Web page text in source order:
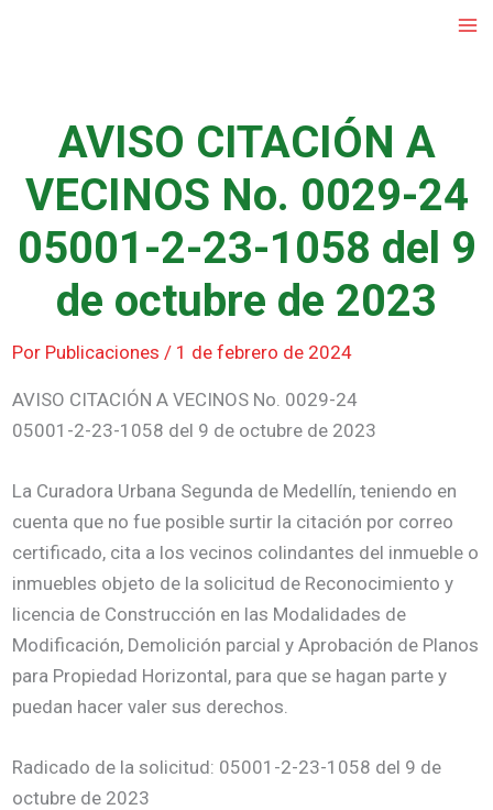
AVISO CITACIÓN A
VECINOS No. 0029-24
05001-2-23-1058 del 9
de octubre de 2023
Por Publicaciones / 1 de febrero de 2024
AVISO CITACIÓN A VECINOS No. 0029-24
05001-2-23-1058 del 9 de octubre de 2023
La Curadora Urbana Segunda de Medellín, teniendo en
cuenta que no fue posible surtir la citación por correo
certificado, cita a los vecinos colindantes del inmueble o
inmuebles objeto de la solicitud de Reconocimiento y
licencia de Construcción en las Modalidades de
Modificación, Demolición parcial y Aprobación de Planos
para Propiedad Horizontal, para que se hagan parte y
puedan hacer valer sus derechos.
Radicado de la solicitud: 05001-2-23-1058 del 9 de
octubre de 2023